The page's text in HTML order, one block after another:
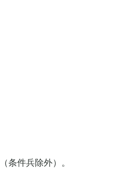
条件兵除外）。